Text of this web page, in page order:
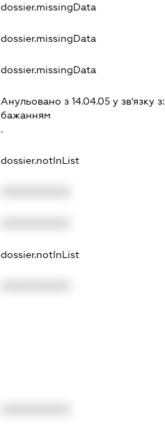
dossier.missingData
dossier.missingData
dossier.missingData
Анульовано з 14.04.05 у зв'язку з:
бажанням
.
dossier.notInList
dossier.notInList